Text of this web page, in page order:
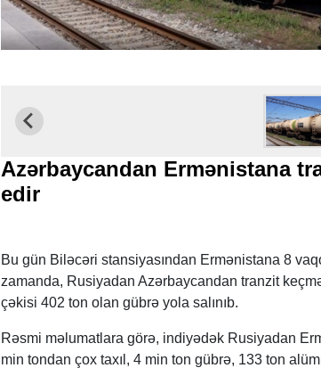
Azərbaycandan Ermənistana
edir
Bu gün Biləcəri stansiyasından Ermənistana 8
zamanda, Rusiyadan Azərbaycandan tranzit
çəkisi 402 ton olan gübrə yola salınıb.
Rəsmi məlumatlara görə, indiyədək Rusiyadan
min tondan çox taxıl, 4 min ton gübrə, 133 ton